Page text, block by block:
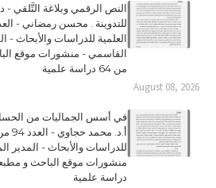
النص الرقمي وبلاغة التَّلقي -
العلمية للدراسات والأبحاث
القاسمي - منشورات موقع
من 64 دراسة علمية
August 08, 2026
في أسس الجماليات من
للدراسات والأبحاث -
دراسة علمية